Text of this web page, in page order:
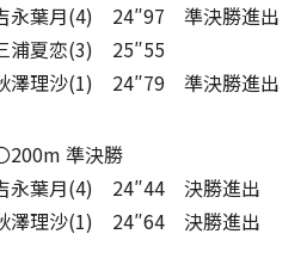
永葉月(4) 24″97 準決勝進出
浦夏恋(3) 25″55
澤理沙(1) 24″79 準決勝進出
200m 準決勝
永葉月(4) 24″44 決勝進出
澤理沙(1) 24″64 決勝進出